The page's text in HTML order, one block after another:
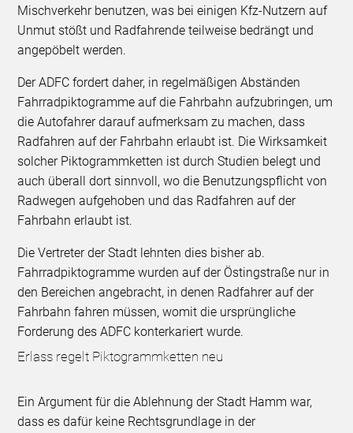
Mischverkehr benutzen, was bei einigen Kfz-Nutzern auf
Unmut stößt und Radfahrende teilweise bedrängt und
angepöbelt werden.
Der ADFC fordert daher, in regelmäßigen Abständen
Fahrradpiktogramme auf die Fahrbahn aufzubringen, um
die Autofahrer darauf aufmerksam zu machen, dass
Radfahren auf der Fahrbahn erlaubt ist. Die Wirksamkeit
solcher Piktogrammketten ist durch Studien belegt und
auch überall dort sinnvoll, wo die Benutzungspflicht von
Radwegen aufgehoben und das Radfahren auf der
Fahrbahn erlaubt ist.
Die Vertreter der Stadt lehnten dies bisher ab.
Fahrradpiktogramme wurden auf der Östingstraße nur in
den Bereichen angebracht, in denen Radfahrer auf der
Fahrbahn fahren müssen, womit die ursprüngliche
Forderung des ADFC konterkariert wurde.
Erlass regelt Piktogrammketten neu
Ein Argument für die Ablehnung der Stadt Hamm war,
dass es dafür keine Rechtsgrundlage in der